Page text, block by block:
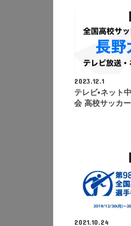
2023.12.1
テレビ•ネット
会 高校サッカ
2021.10.24